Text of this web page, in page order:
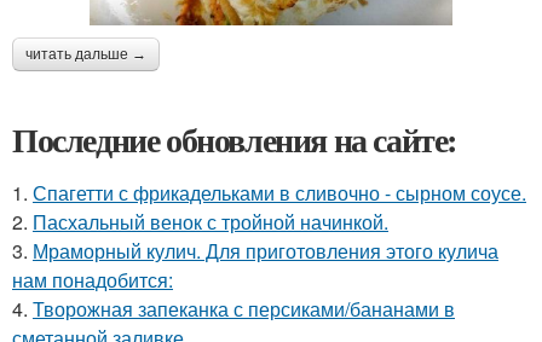
читать дальше →
Последние обновления на сайте:
1. Спагетти с фрикадельками в сливочно - сырном соусе.
2. Пасхальный венок с тройной начинкой.
3. Мраморный кулич. Для приготовления этого кулича
нам понадобится:
4. Творожная запеканка с персиками/бананами в